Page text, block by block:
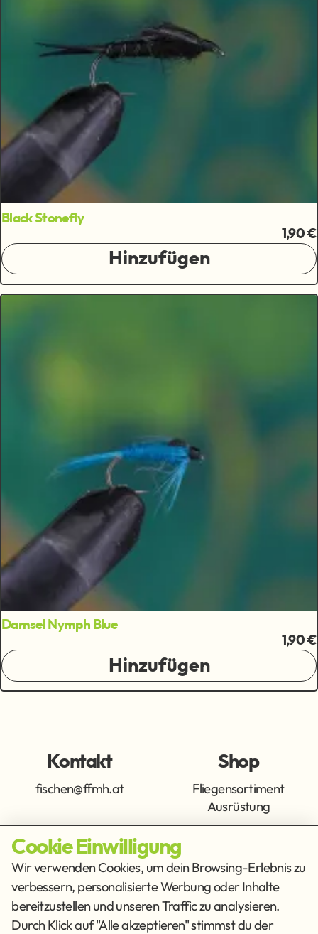
Black Stonefly
1,90 €
Hinzufügen
Damsel Nymph Blue
1,90 €
Hinzufügen
Kontakt
fischen@ffmh.at
Shop
Fliegensortiment
Ausrüstung
Info
Impressum
Datenschutz
AGB
Get Social
Cookie Einwilligung
Wir verwenden Cookies, um dein Browsing-Erlebnis zu
verbessern, personalisierte Werbung oder Inhalte
bereitzustellen und unseren Traffic zu analysieren.
Durch Klick auf "Alle akzeptieren" stimmst du der